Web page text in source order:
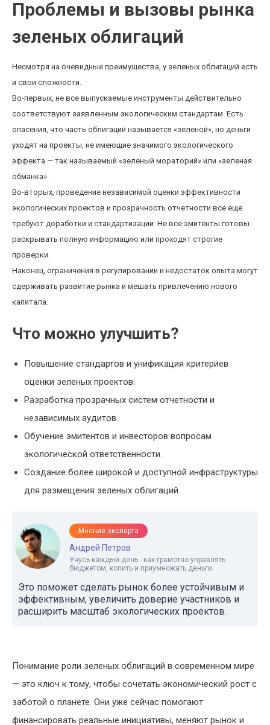
Проблемы и вызовы рынка
зеленых облигаций
Несмотря на очевидные преимущества, у зеленых облигаций есть
и свои сложности.
Во-первых, не все выпускаемые инструменты действительно
соответствуют заявленным экологическим стандартам. Есть
опасения, что часть облигаций называется «зеленой», но деньги
уходят на проекты, не имеющие значимого экологического
эффекта — так называемый «зеленый мораторий» или «зеленая
обманка».
Во-вторых, проведение независимой оценки эффективности
экологических проектов и прозрачность отчетности все еще
требуют доработки и стандартизации. Не все эмитенты готовы
раскрывать полную информацию или проходят строгие
проверки.
Наконец, ограничения в регулировании и недостаток опыта могут
сдерживать развитие рынка и мешать привлечению нового
капитала.
Что можно улучшить?
Повышение стандартов и унификация критериев
оценки зеленых проектов.
Разработка прозрачных систем отчетности и
независимых аудитов.
Обучение эмитентов и инвесторов вопросам
экологической ответственности.
Создание более широкой и доступной инфраструктуры
для размещения зеленых облигаций.
Мнение эксперта
Андрей Петров
Учусь каждый день - как грамотно управлять
бюджетом, копить и приумножать деньги
Это поможет сделать рынок более устойчивым и
эффективным, увеличить доверие участников и
расширить масштаб экологических проектов.
Понимание роли зеленых облигаций в современном мире
— это ключ к тому, чтобы сочетать экономический рост с
заботой о планете. Они уже сейчас помогают
финансировать реальные инициативы, меняют рынок и